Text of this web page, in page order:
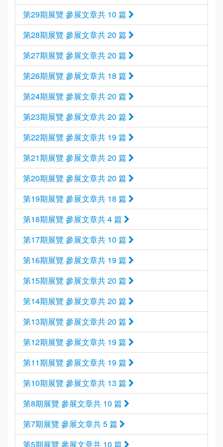
第29期展覽 參展文章共 10 篇
第28期展覽 參展文章共 20 篇
第27期展覽 參展文章共 20 篇
第26期展覽 參展文章共 18 篇
第24期展覽 參展文章共 20 篇
第23期展覽 參展文章共 20 篇
第22期展覽 參展文章共 19 篇
第21期展覽 參展文章共 20 篇
第20期展覽 參展文章共 20 篇
第19期展覽 參展文章共 18 篇
第18期展覽 參展文章共 4 篇
第17期展覽 參展文章共 10 篇
第16期展覽 參展文章共 19 篇
第15期展覽 參展文章共 20 篇
第14期展覽 參展文章共 20 篇
第13期展覽 參展文章共 20 篇
第12期展覽 參展文章共 19 篇
第11期展覽 參展文章共 19 篇
第10期展覽 參展文章共 13 篇
第8期展覽 參展文章共 10 篇
第7期展覽 參展文章共 5 篇
第5期展覽 參展文章共 10 篇